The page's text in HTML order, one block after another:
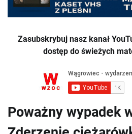
Zasubskrybuj nasz kanał
dostęp do świeżych
Poważny wypadek